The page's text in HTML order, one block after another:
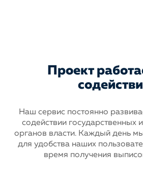
Проект
Наш сервис постоянно
содействии государственныхи
органов власти. Каждый день
для удобства наших
время получения